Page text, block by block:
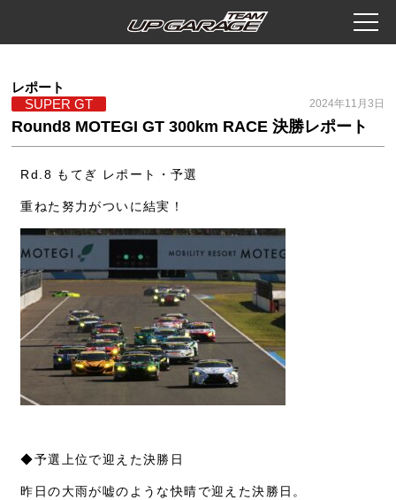
レポート
SUPER GT
Round8 MOTEGI GT 300km RACE 決勝レポート
2024年11月3日
Rd.8 もてぎ レポート・予選
重ねた努力がついに結実！
◆予選上位で迎えた決勝日
昨日の大雨が嘘のような快晴で迎えた決勝日。